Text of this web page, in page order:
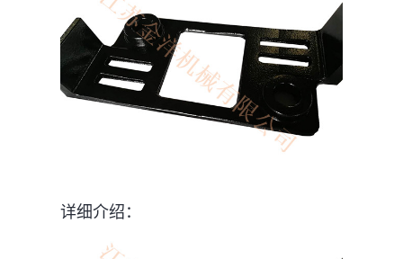
详细介绍：